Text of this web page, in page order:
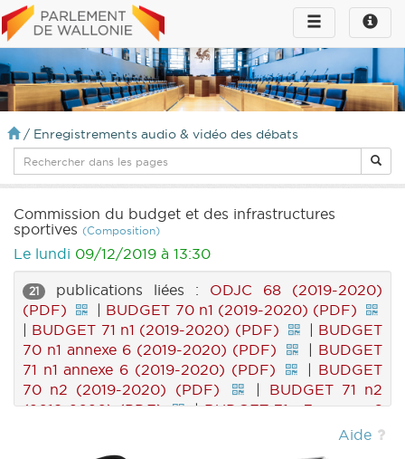
Toggle
infos
Toggle
navigation
/ Enregistrements audio & vidéo des débats
Commission du budget et des infrastructures
sportives (Composition)
Le lundi 09/12/2019 à 13:30
21 publications liées : ODJC 68 (2019-2020)
(PDF)
| BUDGET 70 n1 (2019-2020) (PDF)
| BUDGET 71 n1 (2019-2020) (PDF) | BUDGET
70 n1 annexe 6 (2019-2020) (PDF)
| BUDGET
71 n1 annexe 6 (2019-2020) (PDF)
| BUDGET
70 n2 (2019-2020) (PDF)
| BUDGET 71 n2
(2019-2020) (PDF)
|BUDGET 71 n7 annexe 6
BUDGET 81 n1 (2019-
Aide